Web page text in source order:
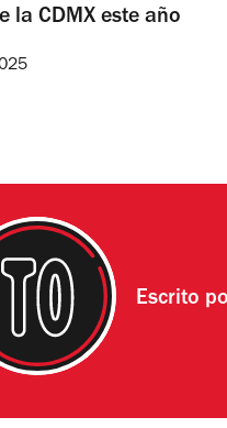
la CDMX este año
Escrito